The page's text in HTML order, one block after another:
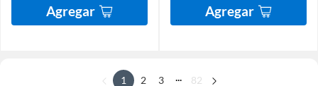
Agregar Agregar
1 2 3 ... 82